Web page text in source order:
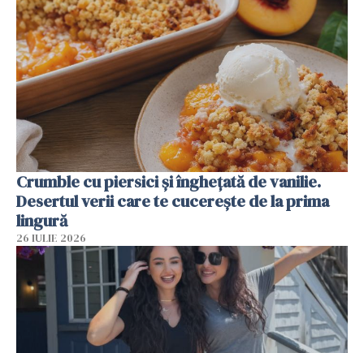
Crumble cu piersici și înghețată de vanilie.
Desertul verii care te cucerește de la prima
lingură
26 IULIE 2026